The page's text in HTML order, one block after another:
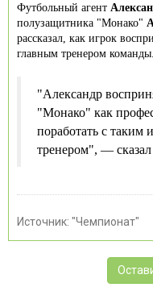
Футбольный агент
полузащитника "Монако"
рассказал, как игрок
главным тренером команды.
"Александр
"Монако" как
поработать с таким
тренером", —
Источник: "Чемпионат"